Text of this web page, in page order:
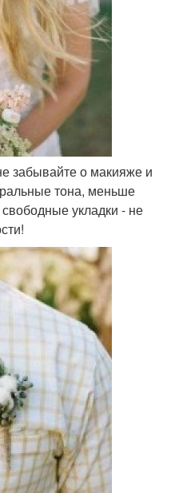
забывайте о макияже и
тона, меньше
укладки - не